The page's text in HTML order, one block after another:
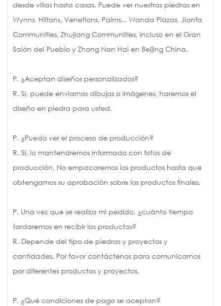
desde villas hasta casas. Puede ver nuestras piedras en
Wynns, Hiltons, Venetions, Palms... Wanda Plazas, Jianfa
Communities, Zhujiang Communities, incluso en el Gran
Salón del Pueblo y Zhong Nan Hai en Beijing China.
P. ¿Aceptan diseños personalizados?
R. Sí, puede enviarnos dibujos o imágenes, haremos el
diseño en piedra para usted.
P. ¿Puedo ver el proceso de producción?
R. Sí, lo mantendremos informado con fotos de
producción. No empacaremos los productos hasta que
obtengamos su aprobación sobre los productos finales.
P. Una vez que se realiza mi pedido, ¿cuánto tiempo
tardaremos en recibir los productos?
R. Depende del tipo de piedras y proyectos y
cantidades. Por favor contáctenos para comunicarnos
por diferentes productos y proyectos.
P. ¿Qué condiciones de pago se aceptan?